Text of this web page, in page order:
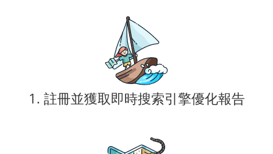
1. 註冊並獲取即時搜索引擎優化報告